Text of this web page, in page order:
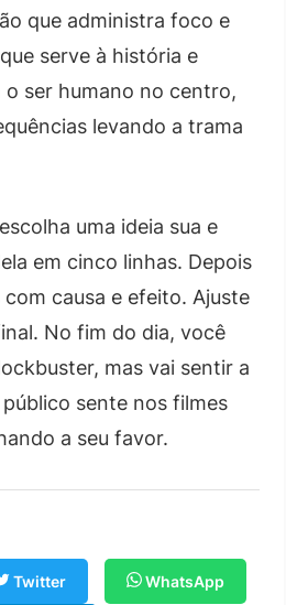
que administra foco e
serve à história e
ser humano no centro,
levando a trama
uma ideia sua e
em cinco linhas. Depois
causa e efeito. Ajuste
No fim do dia, você
mas vai sentir a
sente nos filmes
a seu favor.
Twitter WhatsApp